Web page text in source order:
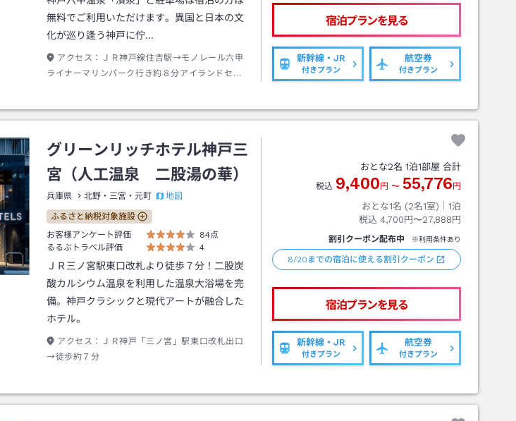
無料でご利用いただけます。異国と日本の文
化が巡り逢う神戸に佇…
アクセス：
ＪＲ神戸線住吉駅→モノレール六甲
ライナーマリンパーク行き約８分アイランドセン
宿泊プランを見る
新幹線・JR
付きプラン
航空券
付きプラン
グリーンリッチホテル神戸三
宮（人工温泉 二股湯の華）
兵庫県 北野・三宮・元町 地図
ふるさと納税対象施設
お客様アンケート評価
84点
るるぶトラベル評価
4
ＪＲ三ノ宮駅東口改札より徒歩７分！二股炭
酸カルシウム温泉を利用した温泉大浴場を完
備。神戸クラシックと現代アートが融合した
ホテル。
アクセス：
ＪＲ神戸「三ノ宮」駅東口改札出口
→徒歩約７分
おとな2名 1泊1部屋 合計
税込 9,400 円 〜 55,776 円
おとな1名 (2名1室)｜ 1泊
税込 4,700円〜27,888円
割引クーポン配布中 ※利用条件あり
8/20までの宿泊に使える割引クーポン
宿泊プランを見る
新幹線・JR
付きプラン
航空券
付きプラン